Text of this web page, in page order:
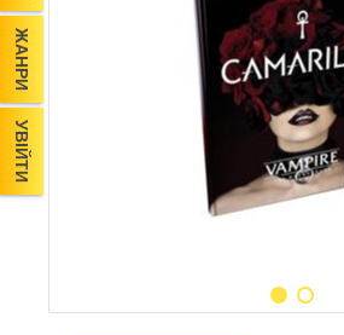
ЖАНРИ
УВІЙТИ